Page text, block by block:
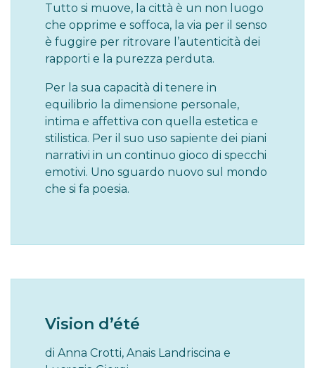
Tutto si muove, la città è un non luogo
che opprime e soffoca, la via per il senso
è fuggire per ritrovare l’autenticità dei
rapporti e la purezza perduta.
Per la sua capacità di tenere in
equilibrio la dimensione personale,
intima e affettiva con quella estetica e
stilistica. Per il suo uso sapiente dei piani
narrativi in un continuo gioco di specchi
emotivi. Uno sguardo nuovo sul mondo
che si fa poesia.
Vision d’été
di Anna Crotti, Anais Landriscina e